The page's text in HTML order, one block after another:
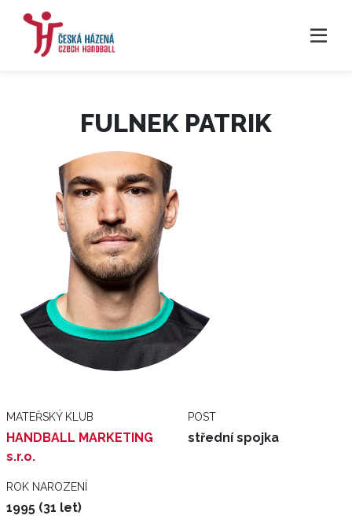
FULNEK PATRIK
MATEŘSKÝ KLUB
HANDBALL MARKETING
s.r.o.
POST
střední spojka
ROK NAROZENÍ
1995 (31 let)